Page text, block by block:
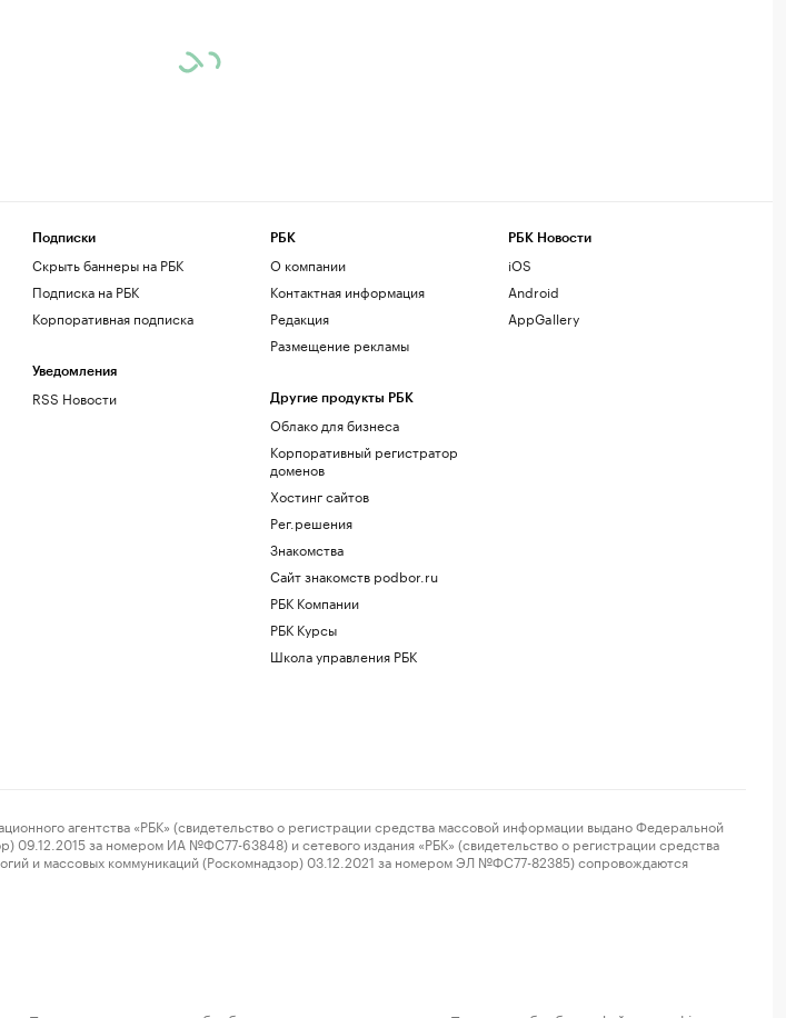
Подписки
Скрыть баннеры на РБК
Подписка на РБК
Корпоративная подписка
Уведомления
RSS Новости
РБК
О компании
Контактная информация
Редакция
Размещение рекламы
Другие продукты РБК
Облако для бизнеса
Корпоративный регистратор
доменов
Хостинг сайтов
Рег.решения
Знакомства
Сайт знакомств podbor.ru
РБК Компании
РБК Курсы
Школа управления РБК
РБК Новости
iOS
Android
AppGallery
агентства «РБК» (свидетельство о регистрации средства массовой информации выдано Федеральной
за номером ИА №ФС77-63848) и сетевого издания «РБК» (свидетельство о регистрации средства
и массовых коммуникаций (Роскомнадзор) 03.12.2021 за номером ЭЛ №ФС77-82385) сопровождаются